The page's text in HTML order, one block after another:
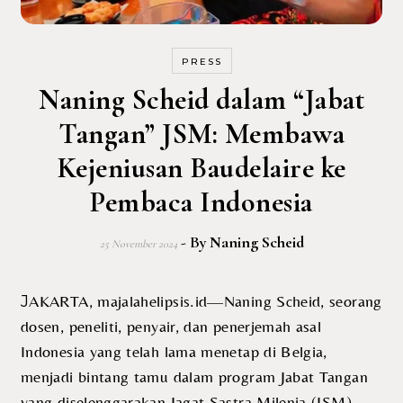
PRESS
Naning Scheid dalam “Jabat
Tangan” JSM: Membawa
Kejeniusan Baudelaire ke
Pembaca Indonesia
25 November 2024 - ByNaning Scheid
JAKARTA, majalahelipsis.id—Naning Scheid, seorang
dosen, peneliti, penyair, dan penerjemah asal
Indonesia yang telah lama menetap di Belgia,
menjadi bintang tamu dalam program Jabat Tangan